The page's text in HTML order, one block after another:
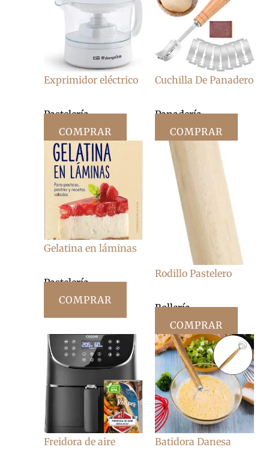
Exprimidor eléctrico
Pastelería
COMPRAR
Cuchilla De Panadero
Panadería
COMPRAR
Gelatina en láminas
Pastelería
COMPRAR
Rodillo Pastelero
Bollería
COMPRAR
Freidora de aire Batidora Danesa